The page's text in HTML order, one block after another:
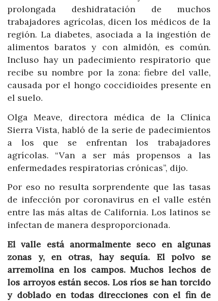
prolongada deshidratación de muchos
trabajadores agrícolas, dicen los médicos de la
región. La diabetes, asociada a la ingestión de
alimentos baratos y con almidón, es común.
Incluso hay un padecimiento respiratorio que
recibe su nombre por la zona: fiebre del valle,
causada por el hongo coccidioides presente en
el suelo.
Olga Meave, directora médica de la Clínica
Sierra Vista, habló de la serie de padecimientos
a los que se enfrentan los trabajadores
agrícolas. “Van a ser más propensos a las
enfermedades respiratorias crónicas”, dijo.
Por eso no resulta sorprendente que las tasas
de infección por coronavirus en el valle estén
entre las más altas de California. Los latinos se
infectan de manera desproporcionada.
El valle está anormalmente seco en algunas
zonas y, en otras, hay sequía. El polvo se
arremolina en los campos. Muchos lechos de
los arroyos están secos. Los ríos se han torcido
y doblado en todas direcciones con el fin de